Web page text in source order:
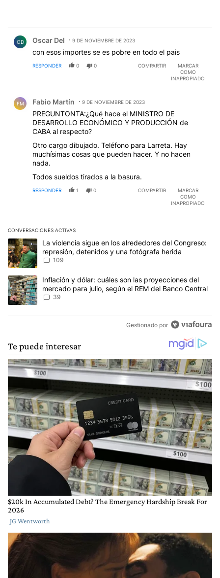
OD Oscar Del 9 DE NOVIEMBRE DE 2023
con esos importes se es pobre en todo el pais
RESPONDER 0 0 COMPARTIR
MARCAR
COMO
INAPROPIADO
FM Fabio Martín 9 DE NOVIEMBRE DE 2023
PREGUNTONTA:¿Qué hace el MINISTRO DE
DESARROLLO ECONÓMICO Y PRODUCCIÓN de
CABA al respecto?
Otro cargo dibujado. Teléfono para Larreta. Hay
muchísimas cosas que pueden hacer. Y no hacen
nada.
Todos sueldos tirados a la basura.
RESPONDER 1 0 COMPARTIR
MARCAR
COMO
INAPROPIADO
CONVERSACIONES ACTIVAS
Este listado muestra los artículos con más comentarios en los
Un artículo de tendencia con el título "La violencia sigue en los
La violencia sigue en los alrededores del Congreso:
represión, detenidos y una fotógrafa herida
109
Un artículo de tendencia con el título "Inflación y dólar: cuáles
Inflación y dólar: cuáles son las proyecciones del
mercado para julio, según el REM del Banco Central
39
Gestionado por